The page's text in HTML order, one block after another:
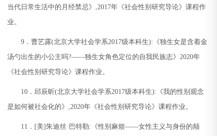
当代日常生活中的月经禁忌》 ,2017年《社会性别研究导论》课程作
业。
9 ．曹艺露(北京大学社会学系2017级本科生): 《独生女是含着金
汤勺出生的小公主吗?——独生女角色定位的自我民族志》 2020年
《社会性别研究导论》课程作业。
10 ．邱辰昕(北京大学社会学系2017级本科生): 《我的性别观念
是如何被社会化的》 ,2020年《社会性别研究导论》课程作业。
11 ． [美]朱迪丝· 巴特勒: 《性别麻烦——女性主义与身份的颠